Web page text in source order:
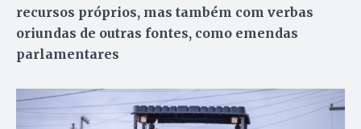
recursos próprios, mas também com verbas
oriundas de outras fontes, como emendas
parlamentares